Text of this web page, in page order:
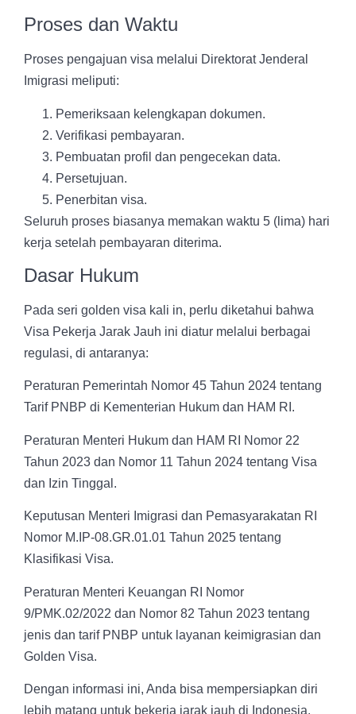
Proses dan Waktu
Proses pengajuan visa melalui Direktorat Jenderal
Imigrasi meliputi:
Pemeriksaan kelengkapan dokumen.
Verifikasi pembayaran.
Pembuatan profil dan pengecekan data.
Persetujuan.
Penerbitan visa.
Seluruh proses biasanya memakan waktu 5 (lima) hari
kerja setelah pembayaran diterima.
Dasar Hukum
Pada seri golden visa kali in, perlu diketahui bahwa
Visa Pekerja Jarak Jauh ini diatur melalui berbagai
regulasi, di antaranya:
Peraturan Pemerintah Nomor 45 Tahun 2024 tentang
Tarif PNBP di Kementerian Hukum dan HAM RI.
Peraturan Menteri Hukum dan HAM RI Nomor 22
Tahun 2023 dan Nomor 11 Tahun 2024 tentang Visa
dan Izin Tinggal.
Keputusan Menteri Imigrasi dan Pemasyarakatan RI
Nomor M.IP-08.GR.01.01 Tahun 2025 tentang
Klasifikasi Visa.
Peraturan Menteri Keuangan RI Nomor
9/PMK.02/2022 dan Nomor 82 Tahun 2023 tentang
jenis dan tarif PNBP untuk layanan keimigrasian dan
Golden Visa.
Dengan informasi ini, Anda bisa mempersiapkan diri
lebih matang untuk bekerja jarak jauh di Indonesia,